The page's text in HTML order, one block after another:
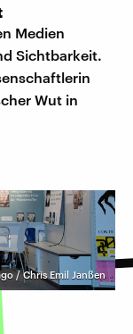
Medien
Sichtbarkeit.
Wut in
/ Chris Emil Janßen